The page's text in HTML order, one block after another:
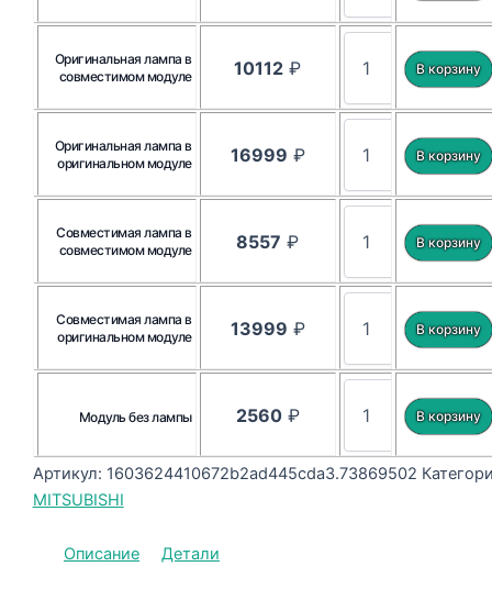
Оригинальная лампа в
совместимом модуле
10112 ₽
Оригинальная лампа в
оригинальном модуле
16999 ₽
Совместимая лампа в
совместимом модуле
8557 ₽
Совместимая лампа в
оригинальном модуле
13999 ₽
Модуль без лампы 2560₽
Артикул: 1603624410672b2ad445cda3.73869502
MITSUBISHI
Описание Детали